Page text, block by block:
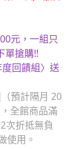
單搶購!!
回饋組〉送
預計隔月 20
全館商品滿
次折抵無負
使用。
面購買之專